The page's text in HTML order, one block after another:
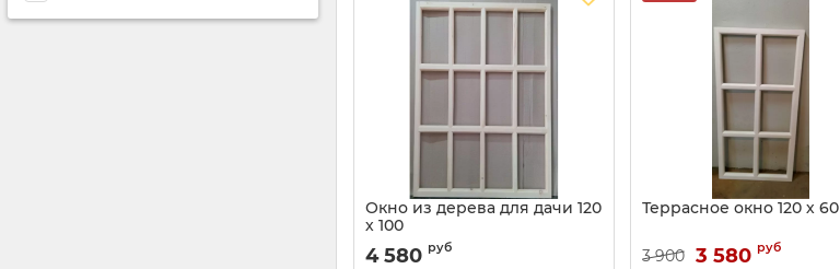
Окно из дерева для дачи 120
х 100
4 580 руб
Террасное окно 120 х 60
3 900 3 580 руб